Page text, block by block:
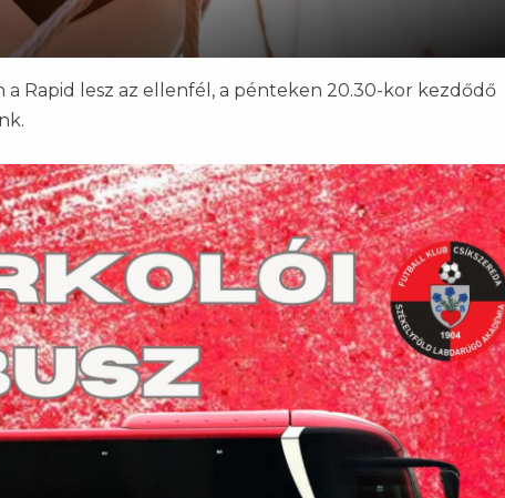
a Rapid lesz az ellenfél, a pénteken 20.30-kor kezdődő